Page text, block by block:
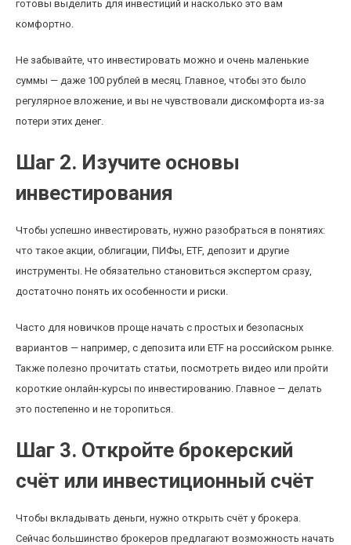
готовы выделить для инвестиций и насколько это вам
комфортно.
Не забывайте, что инвестировать можно и очень маленькие
суммы — даже 100 рублей в месяц. Главное, чтобы это было
регулярное вложение, и вы не чувствовали дискомфорта из-за
потери этих денег.
Шаг 2. Изучите основы
инвестирования
Чтобы успешно инвестировать, нужно разобраться в понятиях:
что такое акции, облигации, ПИФы, ETF, депозит и другие
инструменты. Не обязательно становиться экспертом сразу,
достаточно понять их особенности и риски.
Часто для новичков проще начать с простых и безопасных
вариантов — например, с депозита или ETF на российском рынке.
Также полезно прочитать статьи, посмотреть видео или пройти
короткие онлайн-курсы по инвестированию. Главное — делать
это постепенно и не торопиться.
Шаг 3. Откройте брокерский
счёт или инвестиционный счёт
Чтобы вкладывать деньги, нужно открыть счёт у брокера.
Сейчас большинство брокеров предлагают возможность начать